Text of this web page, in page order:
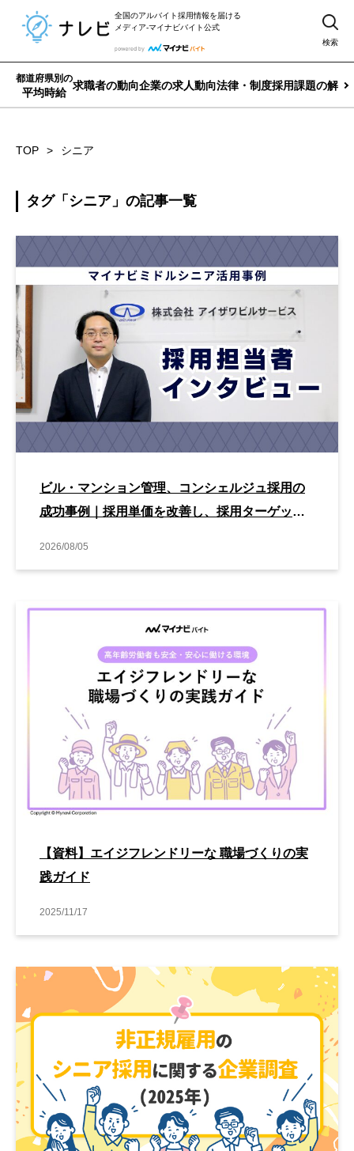
全国のアルバイト採用情報を届ける
メディア-マイナビバイト公式
検索
都道府県別の
平均時給
求職者の動向企業の求人動向法律・制度採用課題の解決
TOP シニア
タグ「シニア」の記事一覧
ビル・マンション管理、コンシェルジュ採用の
成功事例｜採用単価を改善し、採用ターゲット
2026/08/05
【資料】エイジフレンドリーな 職場づくりの実
践ガイド
2025/11/17